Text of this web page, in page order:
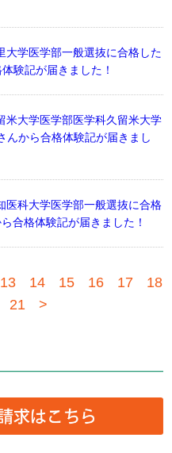
大学医学部一般選抜に合格した
験記が届きました！
米大学医学部医学科久留米大学
んから合格体験記が届きまし
医科大学医学部一般選抜に合格
合格体験記が届きました！
13 14 15 16 17
18
21 >